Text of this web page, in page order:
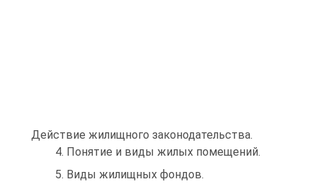
Действие жилищного законодательства.
4. Понятие и виды жилых помещений.
5. Виды жилищных фондов.